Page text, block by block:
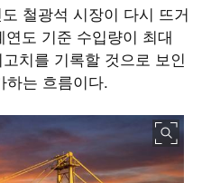
도 철광석 시장이 다시 뜨거
도 기준 수입량이 최대
치를 기록할 것으로 보인
하는 흐름이다.